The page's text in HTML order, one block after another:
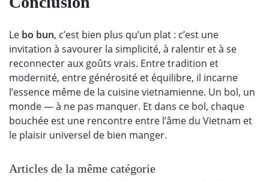
Le bo bun, c’est bien plus qu’un plat : c’est une
invitation à savourer la simplicité, à ralentir et à se
reconnecter aux goûts vrais. Entre tradition et
modernité, entre générosité et équilibre, il incarne
l’essence même de la cuisine vietnamienne. Un bol, un
monde — à ne pas manquer. Et dans ce bol, chaque
bouchée est une rencontre entre l’âme du Vietnam et
le plaisir universel de bien manger.
Articles de la même catégorie